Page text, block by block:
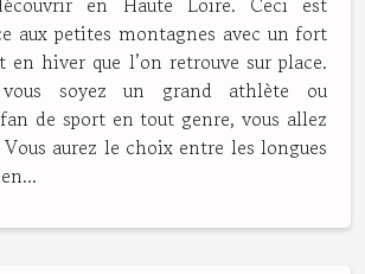
aux petites montagnes avec un fort
en hiver que l’on retrouve sur place.
soyez un grand athlète ou
de sport en tout genre, vous allez
aurez le choix entre les longues